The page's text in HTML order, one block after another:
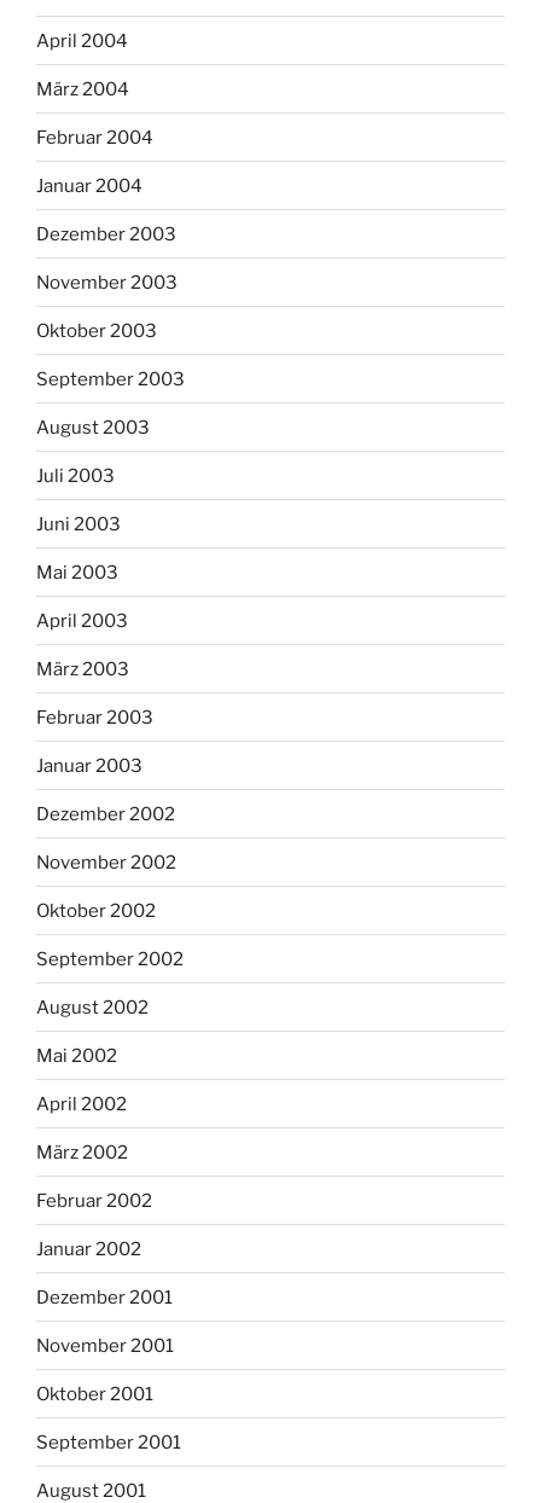
April 2004
März 2004
Februar 2004
Januar 2004
Dezember 2003
November 2003
Oktober 2003
September 2003
August 2003
Juli 2003
Juni 2003
Mai 2003
April 2003
März 2003
Februar 2003
Januar 2003
Dezember 2002
November 2002
Oktober 2002
September 2002
August 2002
Mai 2002
April 2002
März 2002
Februar 2002
Januar 2002
Dezember 2001
November 2001
Oktober 2001
September 2001
August 2001